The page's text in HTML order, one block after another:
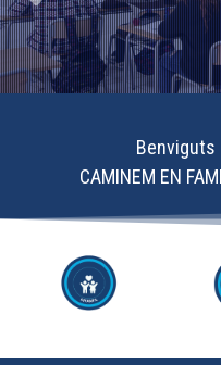
Benviguts
CAMINEM EN